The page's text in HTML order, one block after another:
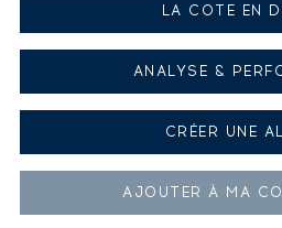
LA COTE EN
ANALYSE &
CRÉER UNE
AJOUTER À MA